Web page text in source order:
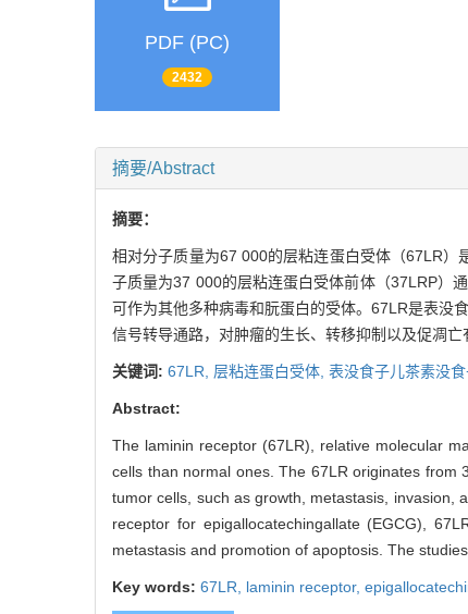
PDF (PC)
2432
摘要/Abstract
摘要：
相对分子质量为67 000的层粘连蛋白受体（67LR
子质量为37 000的层粘连蛋白受体前体（37LRP）
可作为其他多种病毒和朊蛋白的受体。67LR是表没
信号转导通路，对肿瘤的生长、转移抑制以及促凋
关键词: 67LR, 层粘连蛋白受体, 表没食子儿茶素没
Abstract:
The laminin receptor (67LR), relative molecular
cells than normal ones. The 67LR originates from
tumor cells, such as growth, metastasis, invasion,
receptor for epigallocatechingallate (EGCG),
metastasis and promotion of apoptosis. The
Key words: 67LR, laminin receptor,